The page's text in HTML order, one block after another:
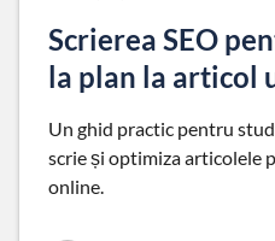
Scrierea SEO
la plan la articol
Un ghid practic pentru
scrie și optimiza articolele
online.